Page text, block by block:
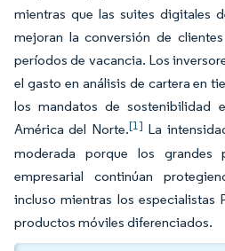
mientras que las suites digitales
mejoran la conversión de
períodos de vacancia. Los
el gasto en análisis de cartera en
los mandatos de sostenibilidad
América del Norte.[1] La
moderada porque los grandes
empresarial continúan
incluso mientras los especialistas
productos móviles diferenciados.